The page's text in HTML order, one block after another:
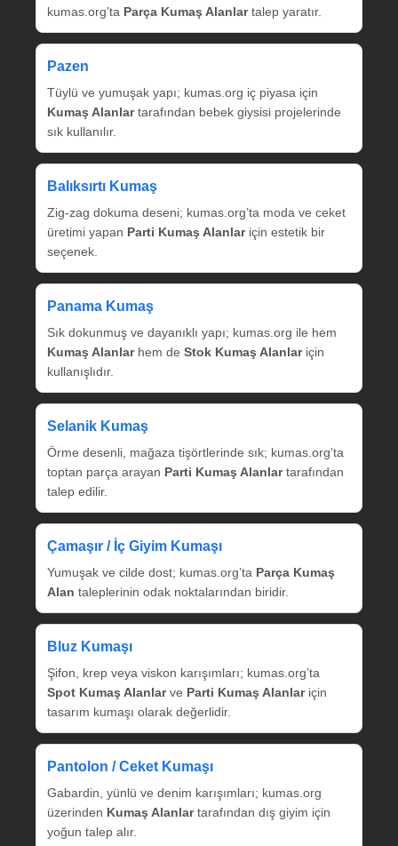
kumas.org’ta Parça Kumaş Alanlartalep yaratır.
Pazen
Tüylü ve yumuşak yapı; kumas.org iç piyasa için
Kumaş Alanlartarafından bebek giysisi projelerinde
sık kullanılır.
Balıksırtı Kumaş
Zig‑zag dokuma deseni; kumas.org’ta moda ve ceket
üretimi yapan Parti Kumaş Alanlariçin estetik bir
seçenek.
Panama Kumaş
Sık dokunmuş ve dayanıklı yapı; kumas.org ile hem
Kumaş Alanlarhem de Stok Kumaş Alanlariçin
kullanışlıdır.
Selanik Kumaş
Örme desenli, mağaza tişörtlerinde sık; kumas.org’ta
toptan parça arayan Parti Kumaş Alanlartarafından
talep edilir.
Çamaşır / İç Giyim Kumaşı
Yumuşak ve cilde dost; kumas.org’ta Parça Kumaş
Alan taleplerinin odak noktalarından biridir.
Bluz Kumaşı
Şifon, krep veya viskon karışımları; kumas.org’ta
Spot Kumaş Alanlarve Parti Kumaş Alanlariçin
tasarım kumaşı olarak değerlidir.
Pantolon / Ceket Kumaşı
Gabardin, yünlü ve denim karışımları; kumas.org
üzerinden Kumaş Alanlartarafından dış giyim için
yoğun talep alır.